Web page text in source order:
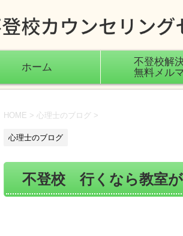
ホーム
不登校解
無料メル
HOME > 心理士のブログ >
心理士のブログ
不登校 行くなら教室